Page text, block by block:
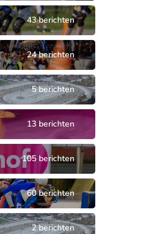
43 berichten
24 berichten
5 berichten
13 berichten
105 berichten
60 berichten
2 berichten